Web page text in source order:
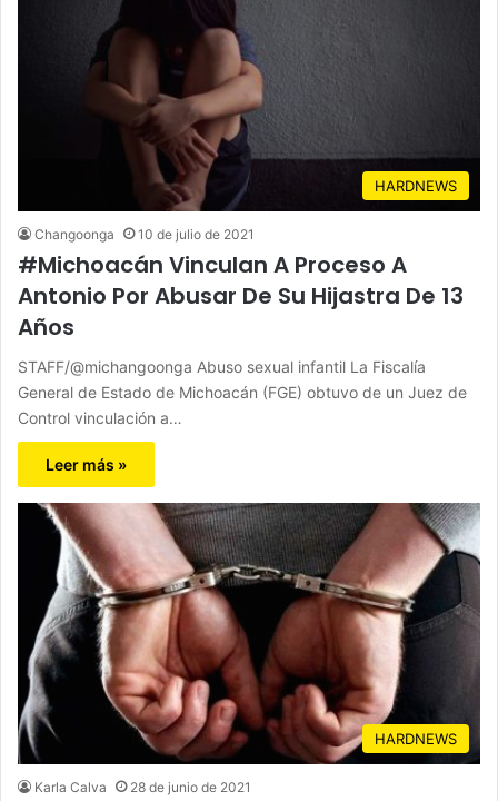
HARDNEWS
Changoonga 10 de julio de 2021
#Michoacán Vinculan A Proceso A
Antonio Por Abusar De Su Hijastra De 13
Años
STAFF/@michangoonga Abuso sexual infantil La Fiscalía
General de Estado de Michoacán (FGE) obtuvo de un Juez de
Control vinculación a…
Leer más »
HARDNEWS
Karla Calva 28 de junio de 2021